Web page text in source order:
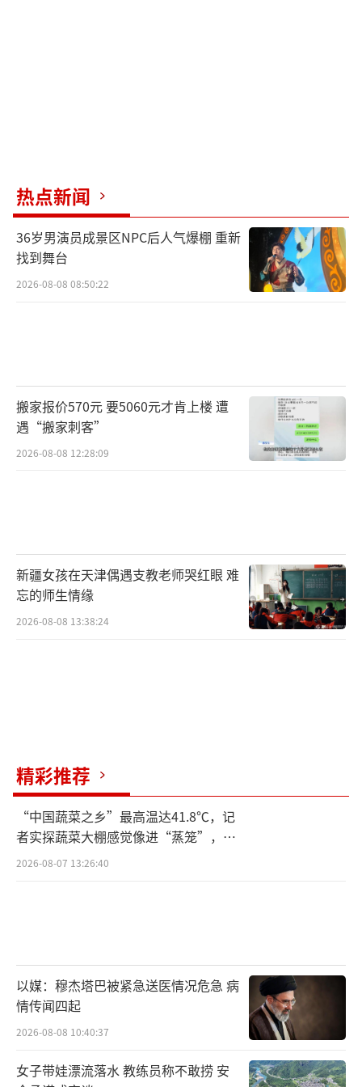
热点新闻
36岁男演员成景区NPC后人气爆棚 重新
找到舞台
2026-08-08 08:50:22
搬家报价570元 要5060元才肯上楼 遭
遇“搬家刺客”
2026-08-08 12:28:09
新疆女孩在天津偶遇支教老师哭红眼 难
忘的师生情缘
2026-08-08 13:38:24
精彩推荐
“中国蔬菜之乡”最高温达41.8℃，记
者实探蔬菜大棚感觉像进“蒸笼”，有
村民称只能凌晨两点起来干活
2026-08-07 13:26:40
以媒：穆杰塔巴被紧急送医情况危急 病
情传闻四起
2026-08-08 10:40:37
女子带娃漂流落水 教练员称不敢捞 安